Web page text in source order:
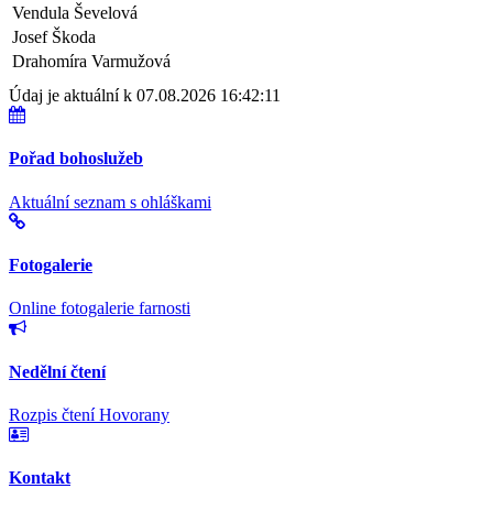
Vendula Ševelová
Josef Škoda
Drahomíra Varmužová
Údaj je aktuální k 07.08.2026 16:42:11
Pořad bohoslužeb
Aktuální seznam s ohláškami
Fotogalerie
Online fotogalerie farnosti
Nedělní čtení
Rozpis čtení Hovorany
Kontakt